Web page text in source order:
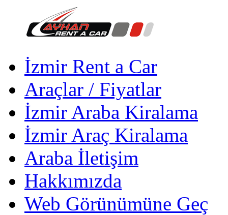
İzmir Rent a Car
Araçlar / Fiyatlar
İzmir Araba Kiralama
İzmir Araç Kiralama
Araba İletişim
Hakkımızda
Web Görünümüne Geç